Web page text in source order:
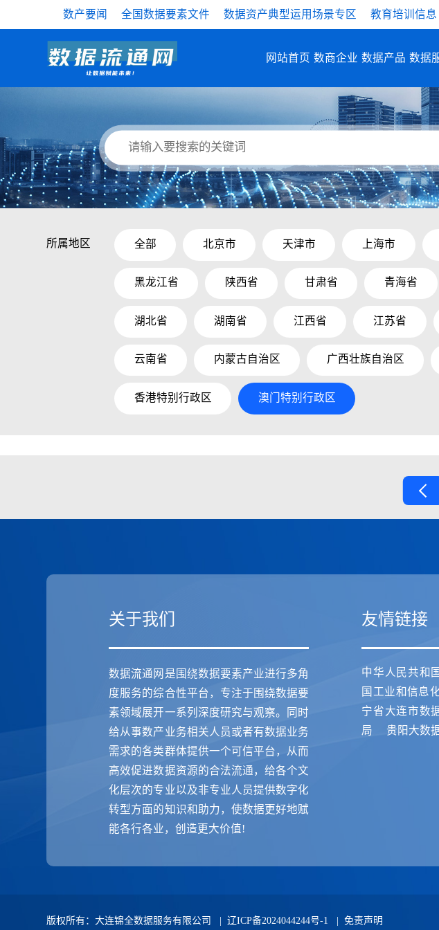
数产要闻 全国数据要素文件 数据资产典型运用场景专区 教育培训信息
网站首页 数商企业 数据产品 数据
所属地区 全部 北京市 天津市 上海市
黑龙江省 陕西省 甘肃省 青海省
湖北省 湖南省 江西省 江苏省
云南省 内蒙古自治区 广西壮族自治区
香港特别行政区 澳门特别行政区
关于我们
数据流通网是围绕数据要素产业进行多角
度服务的综合性平台，专注于围绕数据要
素领域展开一系列深度研究与观察。同时
给从事数产业务相关人员或者有数据业务
需求的各类群体提供一个可信平台，从而
高效促进数据资源的合法流通，给各个文
化层次的专业以及非专业人员提供数字化
转型方面的知识和助力，使数据更好地赋
能各行各业，创造更大价值!
友情链接
中华人民共和
国工业和信息
宁省大连市数
局
贵阳大数
版权所有：大连锦全数据服务有限公司 |辽ICP备2024044244号-1 |免责声明